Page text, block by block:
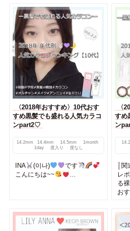
〈2018年おすすめ〉10代おす
すめ黒髪でも盛れる人気カラコ
ンpart2♡
14.2mm 14.4mm 14.5mm
1month
1day
度入り 度なし
INA (이나)
です
こんにちは~~
...
〈
すめ
ン
│
レ
る
お